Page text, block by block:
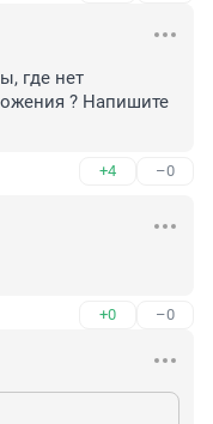
где нет
? Напишите
+4 –0
+0 –0